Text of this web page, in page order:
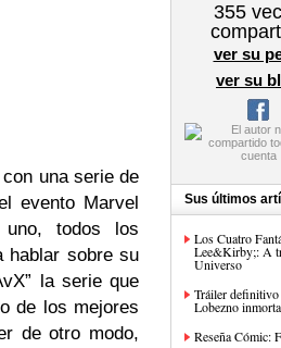
una serie de
evento Marvel
todos los
hablar sobre su
la serie que
de los mejores
de otro modo,
355
ver su
ver su
Sus últimos
Los Cuatro
Lee&Kirby;: A
Universo
Tráiler definitivo
Lobezno
Reseña Cómic: